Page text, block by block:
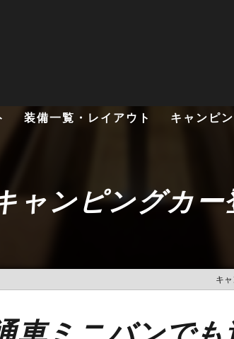
装備一覧・レイアウト
対面式レイアウト
キャンピ
ャンピングカー
キ
車ミニバンでも